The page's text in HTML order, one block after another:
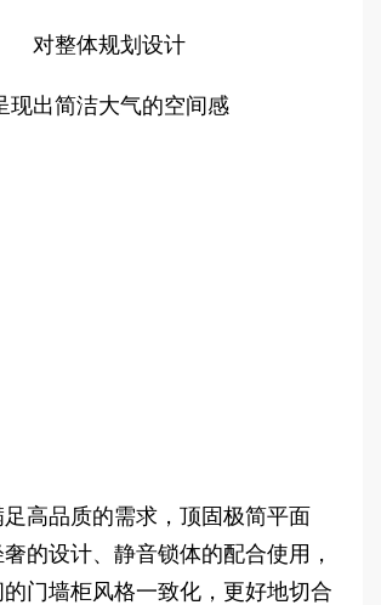
对整体规划设计
现出简洁大气的空间感
高品质的需求，顶固极简平面
的设计、静音锁体的配合使用，
门墙柜风格一致化，更好地切合